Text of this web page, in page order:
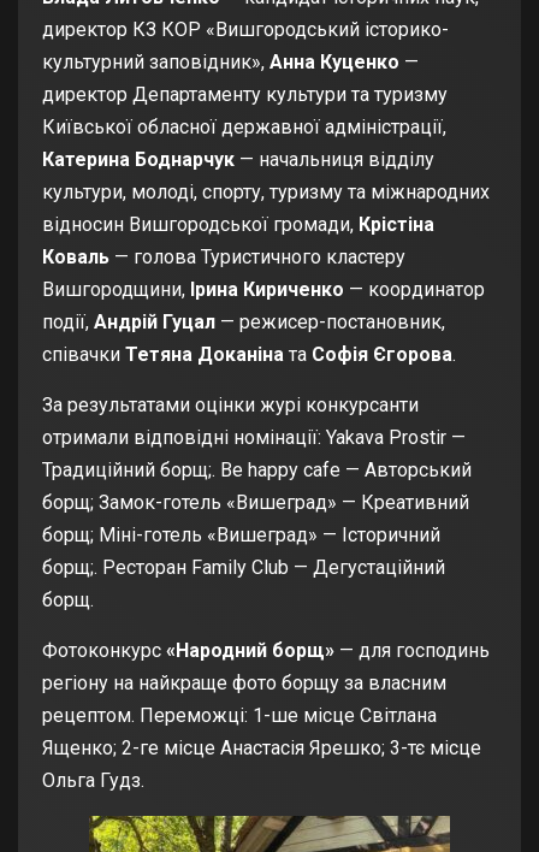
директор КЗ КОР «Вишгородський історико-
культурний заповідник», Анна Куценко —
директор Департаменту культури та туризму
Київської обласної державної адміністрації,
Катерина Боднарчук — начальниця відділу
культури, молоді, спорту, туризму та міжнародних
відносин Вишгородської громади, Крістіна
Коваль — голова Туристичного кластеру
Вишгородщини, Ірина Кириченко — координатор
події, Андрій Гуцал — режисер-постановник,
співачки Тетяна Доканіна та Софія Єгорова.
За результатами оцінки журі конкурсанти
отримали відповідні номінації: Yakava Prostir —
Традиційний борщ;. Be happy cafe — Авторський
борщ; Замок-готель «Вишеград» — Креативний
борщ; Міні-готель «Вишеград» — Історичний
борщ;. Ресторан Family Club — Дегустаційний
борщ.
Фотоконкурс «Народний борщ» — для господинь
регіону на найкраще фото борщу за власним
рецептом. Переможці: 1-ше місце Світлана
Ященко; 2-ге місце Анастасія Ярешко; 3-тє місце
Ольга Гудз.